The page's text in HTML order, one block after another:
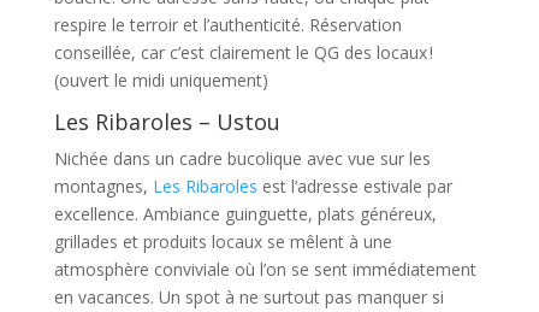
respire le terroir et l’authenticité. Réservation
conseillée, car c’est clairement le QG des locaux !
(ouvert le midi uniquement)
Les Ribaroles – Ustou
Nichée dans un cadre bucolique avec vue sur les
montagnes, Les Ribaroles est l’adresse estivale par
excellence. Ambiance guinguette, plats généreux,
grillades et produits locaux se mêlent à une
atmosphère conviviale où l’on se sent immédiatement
en vacances. Un spot à ne surtout pas manquer si